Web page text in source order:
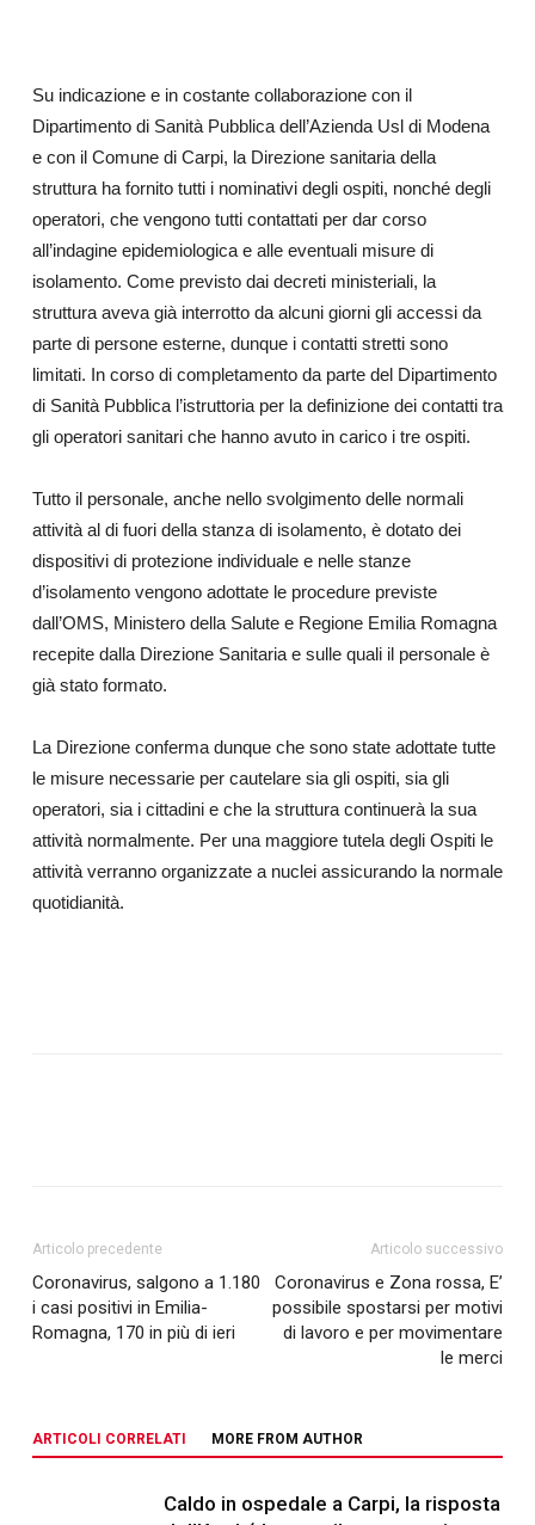
Su indicazione e in costante collaborazione con il
Dipartimento di Sanità Pubblica dell’Azienda Usl di Modena
e con il Comune di Carpi, la Direzione sanitaria della
struttura ha fornito tutti i nominativi degli ospiti, nonché degli
operatori, che vengono tutti contattati per dar corso
all’indagine epidemiologica e alle eventuali misure di
isolamento. Come previsto dai decreti ministeriali, la
struttura aveva già interrotto da alcuni giorni gli accessi da
parte di persone esterne, dunque i contatti stretti sono
limitati. In corso di completamento da parte del Dipartimento
di Sanità Pubblica l’istruttoria per la definizione dei contatti tra
gli operatori sanitari che hanno avuto in carico i tre ospiti.
Tutto il personale, anche nello svolgimento delle normali
attività al di fuori della stanza di isolamento, è dotato dei
dispositivi di protezione individuale e nelle stanze
d’isolamento vengono adottate le procedure previste
dall’OMS, Ministero della Salute e Regione Emilia Romagna
recepite dalla Direzione Sanitaria e sulle quali il personale è
già stato formato.
La Direzione conferma dunque che sono state adottate tutte
le misure necessarie per cautelare sia gli ospiti, sia gli
operatori, sia i cittadini e che la struttura continuerà la sua
attività normalmente. Per una maggiore tutela degli Ospiti le
attività verranno organizzate a nuclei assicurando la normale
quotidianità.
Articolo precedente
Coronavirus, salgono a 1.180
i casi positivi in Emilia-
Romagna, 170 in più di ieri
Articolo successivo
Coronavirus e Zona rossa, E’
possibile spostarsi per motivi
di lavoro e per movimentare
le merci
ARTICOLI CORRELATI MORE FROM AUTHOR
Caldo in ospedale a Carpi, la risposta